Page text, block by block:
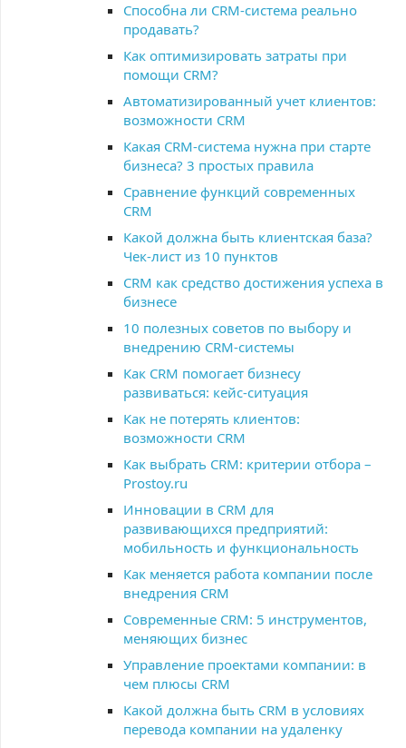
Способна ли CRM-система реально
продавать?
Как оптимизировать затраты при
помощи CRM?
Автоматизированный учет клиентов:
возможности CRM
Какая CRM-система нужна при старте
бизнеса? 3 простых правила
Сравнение функций современных
CRM
Какой должна быть клиентская база?
Чек-лист из 10 пунктов
CRM как средство достижения успеха в
бизнесе
10 полезных советов по выбору и
внедрению CRM-системы
Как CRM помогает бизнесу
развиваться: кейс-ситуация
Как не потерять клиентов:
возможности CRM
Как выбрать CRM: критерии отбора –
Prostoy.ru
Инновации в CRM для
развивающихся предприятий:
мобильность и функциональность
Как меняется работа компании после
внедрения CRM
Современные CRM: 5 инструментов,
меняющих бизнес
Управление проектами компании: в
чем плюсы CRM
Какой должна быть CRM в условиях
перевода компании на удаленку